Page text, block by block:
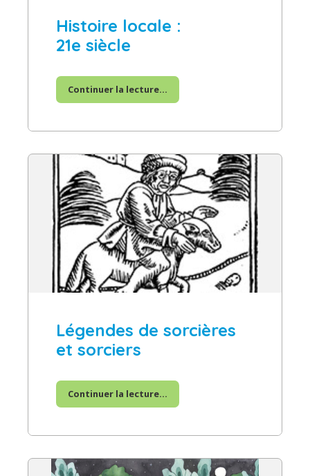
Histoire locale :
21e siècle
Continuer la lecture...
Légendes de sorcières
et sorciers
Continuer la lecture...